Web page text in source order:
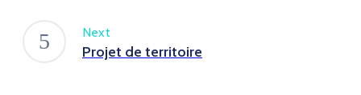
Next
Projet de territoire